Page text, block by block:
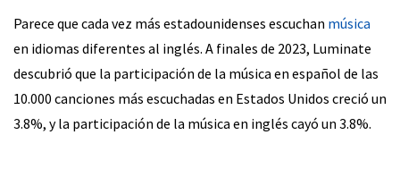
Parece que cada vez más estadounidenses escuchan música
en idiomas diferentes al inglés. A finales de 2023, Luminate
descubrió que la participación de la música en español de las
10.000 canciones más escuchadas en Estados Unidos creció un
3.8%, y la participación de la música en inglés cayó un 3.8%.